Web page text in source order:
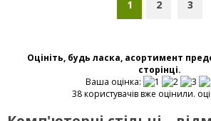
Стілець Сільвія чорний
WAX Coffee
2 289 ГРН ЗАМОВИТИ
ПІД ЗАМОВЛЕННЯ
ВІДГУКІВ: 1